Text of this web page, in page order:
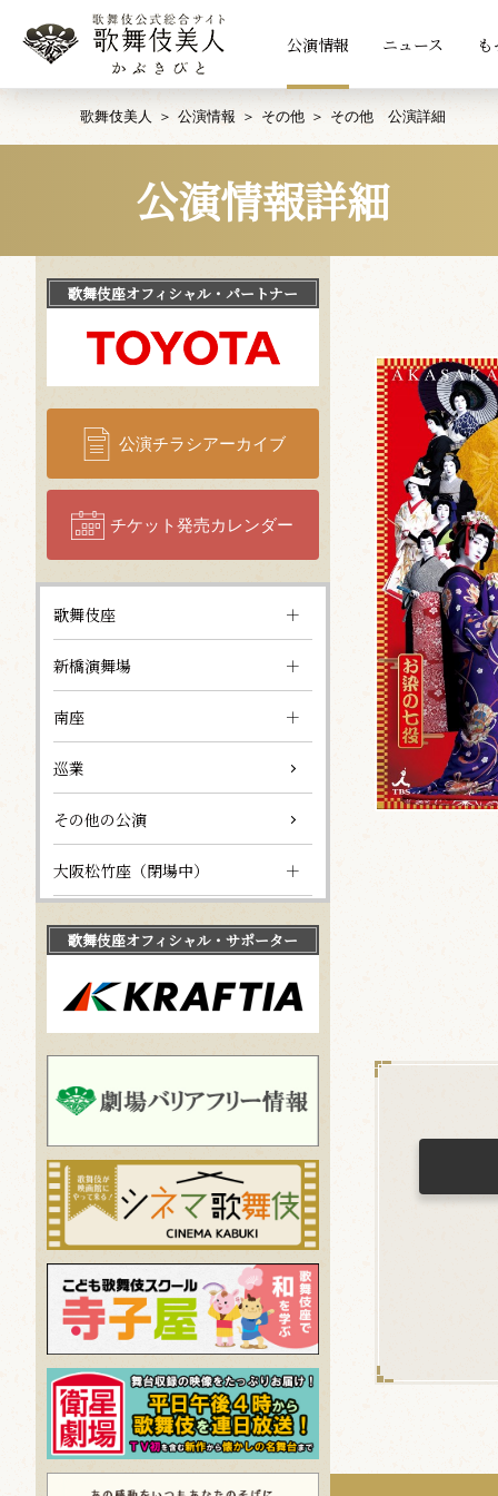
公演情報 ニュース
歌舞伎美人 公演情報 その他 その他 公演詳細
公演情報詳細
歌舞伎座オフィシャル・パートナー
公演チラシアーカイブ
チケット発売カレンダー
歌舞伎座
新橋演舞場
南座
巡業
その他の公演
大阪松竹座（閉場中）
歌舞伎座オフィシャル・サポーター